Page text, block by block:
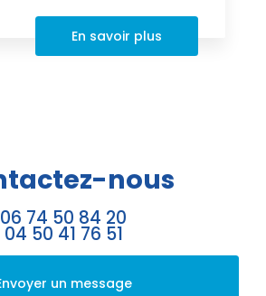
En savoir plus
nous
06 74 50 84 20
04 50 41 76 51
un message